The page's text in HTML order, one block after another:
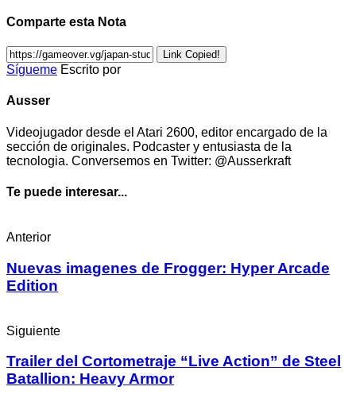
Comparte esta Nota
Link Copied!
Sígueme Escrito por
Ausser
Videojugador desde el Atari 2600, editor encargado de la
sección de originales. Podcaster y entusiasta de la
tecnologia. Conversemos en Twitter: @Ausserkraft
Te puede interesar...
Anterior
Nuevas imagenes de Frogger: Hyper Arcade
Edition
Siguiente
Trailer del Cortometraje “Live Action” de Steel
Batallion: Heavy Armor